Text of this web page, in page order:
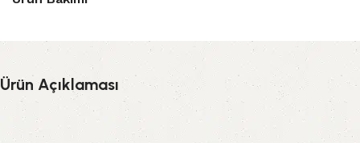
Ürün Açıklaması